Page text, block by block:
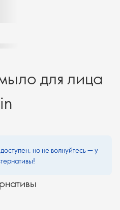
для лица
но не волнуйтесь — у